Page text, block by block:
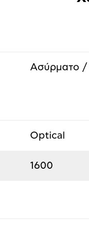
Ασύρματο
Optical
1600